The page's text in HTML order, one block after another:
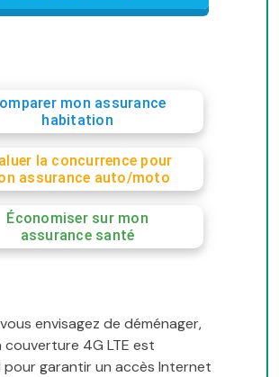
mon assurance
habitation
la concurrence pour
assurance auto/moto
Économiser sur mon
assurance santé
envisagez de déménager,
couverture 4G LTE est
pour garantir un accès Internet